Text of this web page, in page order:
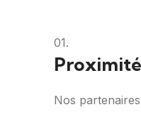
01.
Proximité
Nos